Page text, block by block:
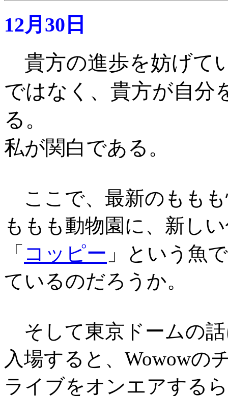
12月30日
貴方の進歩を妨げて
ではなく、貴方が自分
る。
私が関白である 。
ここで、最新のもも
ももも動物園に、新し
「 コッピー 」という魚
ているのだろうか。
そして東京ドームの
入場すると、Wowowの
ライブをオンエアする